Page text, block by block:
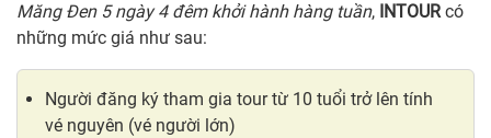
Măng Đen 5 ngày 4 đêm khởi hành hàng tuần, INTOURcó
những mức giá như sau:
Người đăng ký tham gia tour từ 10 tuổi trở lên tính
vé nguyên (vé người lớn)